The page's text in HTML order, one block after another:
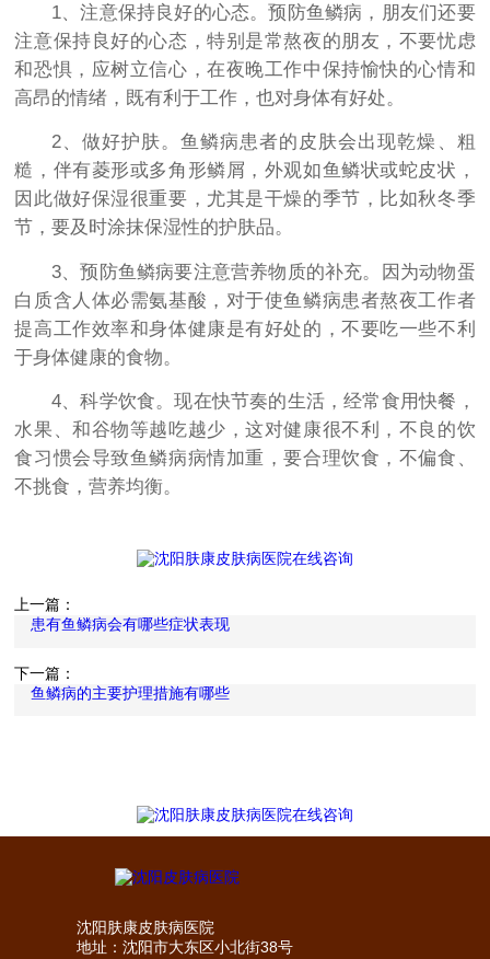
1、注意保持良好的心态。预防鱼鳞病，朋友们还要
注意保持良好的心态，特别是常熬夜的朋友，不要忧虑
和恐惧，应树立信心，在夜晚工作中保持愉快的心情和
高昂的情绪，既有利于工作，也对身体有好处。
2、做好护肤。鱼鳞病患者的皮肤会出现乾燥、粗
糙，伴有菱形或多角形鳞屑，外观如鱼鳞状或蛇皮状，
因此做好保湿很重要，尤其是干燥的季节，比如秋冬季
节，要及时涂抹保湿性的护肤品。
3、预防鱼鳞病要注意营养物质的补充。因为动物蛋
白质含人体必需氨基酸，对于使鱼鳞病患者熬夜工作者
提高工作效率和身体健康是有好处的，不要吃一些不利
于身体健康的食物。
4、科学饮食。现在快节奏的生活，经常食用快餐，
水果、和谷物等越吃越少，这对健康很不利，不良的饮
食习惯会导致鱼鳞病病情加重，要合理饮食，不偏食、
不挑食，营养均衡。
上一篇：
患有鱼鳞病会有哪些症状表现
下一篇：
鱼鳞病的主要护理措施有哪些
沈阳肤康皮肤病医院
地址：沈阳市大东区小北街38号